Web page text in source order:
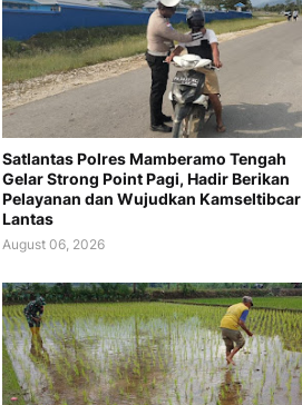
Satlantas Polres Mamberamo Tengah
Gelar Strong Point Pagi, Hadir Berikan
Pelayanan dan Wujudkan Kamseltibcar
Lantas
August 06, 2026